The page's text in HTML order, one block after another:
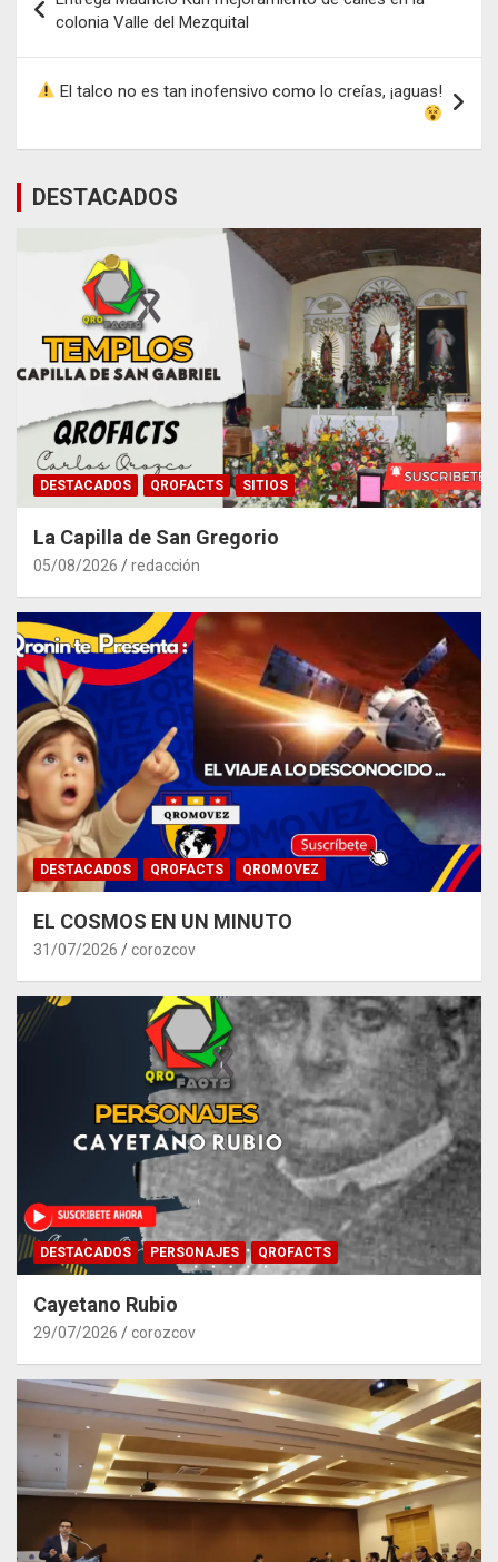
de
entradas
colonia Valle del Mezquital
El talco no es tan inofensivo como lo creías, ¡aguas!
DESTACADOS
DESTACADOS QROFACTS SITIOS
La Capilla de San Gregorio
05/08/2026 redacción
DESTACADOS QROFACTS QROMOVEZ
EL COSMOS EN UN MINUTO
31/07/2026 corozcov
DESTACADOS PERSONAJES QROFACTS
Cayetano Rubio
29/07/2026 corozcov